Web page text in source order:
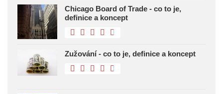
Chicago Board of Trade - co to je,
definice a koncept
Zužování - co to je, definice a koncept